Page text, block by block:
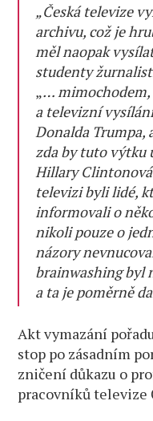
„Česká televize
archivu, což je
měl naopak
studenty
„… mimochodem,
a televizní
Donalda Trumpa,
zda by tuto výtku
Hillary
televizi byli lidé,
informovali o
nikoli pouze o
názory
brainwashing byl
a ta je poměrně
Akt vymazání
stop po zásadním
zničení důkazu o
pracovníků televize